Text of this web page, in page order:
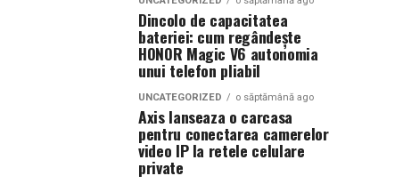
Dincolo de capacitatea
bateriei: cum regândește
HONOR Magic V6 autonomia
unui telefon pliabil
UNCATEGORIZED o săptămână ago
Axis lanseaza o carcasa
pentru conectarea camerelor
video IP la retele celulare
private